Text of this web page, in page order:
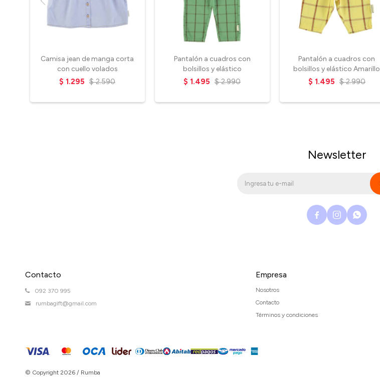
Camisa jean de manga corta
con cuello volados
$ 1.295 $ 2.590
Pantalón a cuadros con
bolsillos y elástico
$ 1.495 $ 2.990
Pantalón a cuadros con
bolsillos y elástico Amarillo
$ 1.495 $ 2.990
Contacto
092 370 995
rumbagift@gmail.com
Empresa
Nosotros
Contacto
Términos y condiciones
Newsletter
  
© Copyright 2026 / Rumba